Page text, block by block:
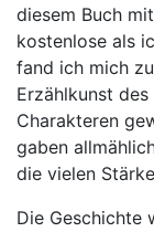
diesem Buch
kostenlose als
fand ich mich
Erzählkunst
Charakteren
gaben
die vielen
Die Geschichte